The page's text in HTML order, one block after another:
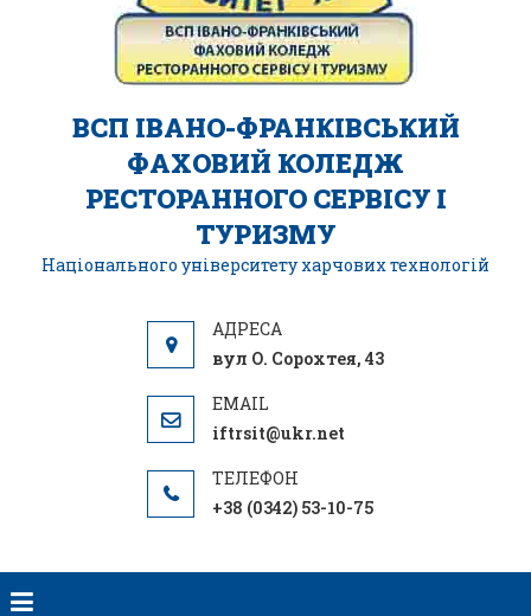
ВСП ІВАНО-ФРАНКІВСЬКИЙ
ФАХОВИЙ КОЛЕДЖ
РЕСТОРАННОГО СЕРВІСУ І
ТУРИЗМУ
Національного університету харчових технологій
вул О. Сорохтея, 43
iftrsit@ukr.net
+38 (0342) 53-10-75